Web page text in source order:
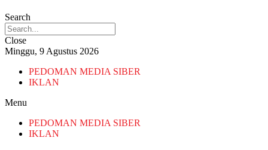
Search
Close
Minggu, 9 Agustus 2026
PEDOMAN MEDIA SIBER
IKLAN
Menu
PEDOMAN MEDIA SIBER
IKLAN